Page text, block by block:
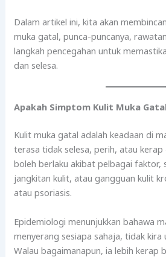
Dalam artikel ini, kita akan
muka gatal, punca-puncanya,
langkah pencegahan untuk
dan selesa.
Apakah Simptom Kulit Muka
Kulit muka gatal adalah keadaan di
terasa tidak selesa, perih, atau
boleh berlaku akibat pelbagai faktor,
jangkitan kulit, atau gangguan kulit
atau psoriasis.
Epidemiologi menunjukkan bahawa
menyerang sesiapa sahaja, tidak kira
Walau bagaimanapun, ia lebih kerap